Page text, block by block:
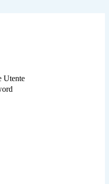
Utente